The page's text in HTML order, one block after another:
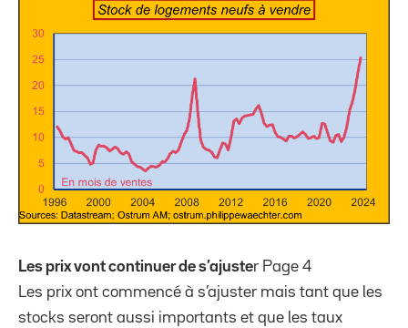
Les prix vont continuer de s’ajuster Page 4
Les prix ont commencé à s’ajuster mais tant que les
stocks seront aussi importants et que les taux